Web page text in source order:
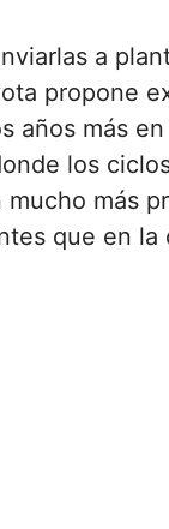
a
propone
años más
los
mucho más
que en la